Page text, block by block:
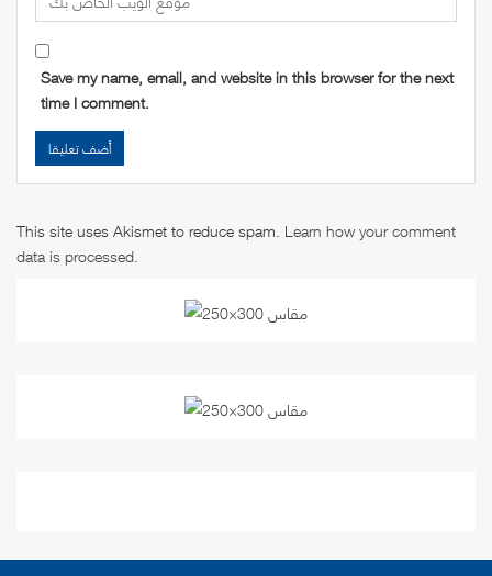
Save my name, email, and website in this browser for the next
time I comment.
This site uses Akismet to reduce spam. Learn how your comment
data is processed.